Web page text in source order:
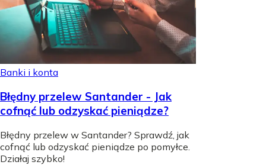
Banki i konta
Błędny przelew Santander - Jak
cofnąć lub odzyskać pieniądze?
Błędny przelew w Santander? Sprawdź, jak
cofnąć lub odzyskać pieniądze po pomyłce.
Działaj szybko!